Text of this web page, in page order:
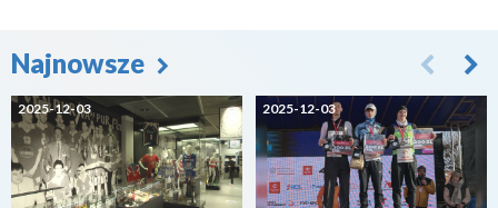
Najnowsze
2025-12-03 2025-12-03